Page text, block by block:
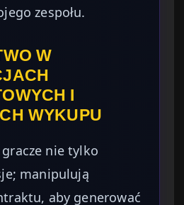
zespołu.
W
I
WYKUPU
nie tylko
manipulują
aby generować